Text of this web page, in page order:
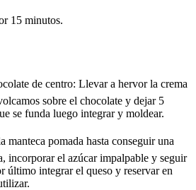
15 minutos.
de centro: Llevar a hervor la crema
sobre el chocolate y dejar 5
se funda luego integrar y moldear.
manteca pomada hasta conseguir una
incorporar el azúcar impalpable y seguir
último integrar el queso y reservar en